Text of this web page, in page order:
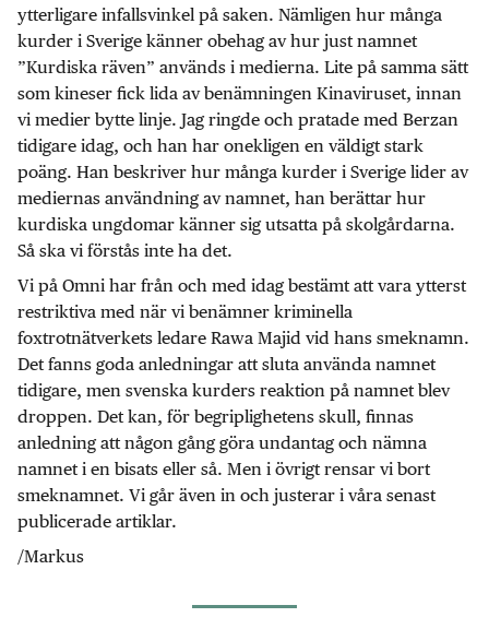
ytterligare infallsvinkel på saken. Nämligen hur många
kurder i Sverige känner obehag av hur just namnet
”Kurdiska räven” används i medierna. Lite på samma sätt
som kineser fick lida av benämningen Kinaviruset, innan
vi medier bytte linje. Jag ringde och pratade med Berzan
tidigare idag, och han har onekligen en väldigt stark
poäng. Han beskriver hur många kurder i Sverige lider av
mediernas användning av namnet, han berättar hur
kurdiska ungdomar känner sig utsatta på skolgårdarna.
Så ska vi förstås inte ha det.
Vi på Omni har från och med idag bestämt att vara ytterst
restriktiva med när vi benämner kriminella
foxtrotnätverkets ledare Rawa Majid vid hans smeknamn.
Det fanns goda anledningar att sluta använda namnet
tidigare, men svenska kurders reaktion på namnet blev
droppen. Det kan, för begriplighetens skull, finnas
anledning att någon gång göra undantag och nämna
namnet i en bisats eller så. Men i övrigt rensar vi bort
smeknamnet. Vi går även in och justerar i våra senast
publicerade artiklar.
/Markus